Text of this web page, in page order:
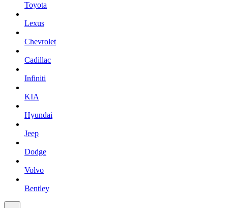
Toyota
Lexus
Chevrolet
Cadillac
Infiniti
KIA
Hyundai
Jeep
Dodge
Volvo
Bentley